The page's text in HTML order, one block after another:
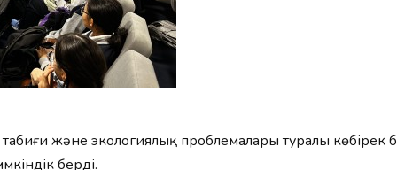
және экологиялық проблемалары туралы көбірек
берді.